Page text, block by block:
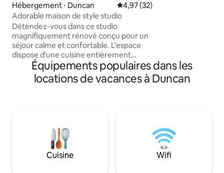
Hébergement ⋅ Duncan Évaluation moyenne sur la
4,97 (32)
Adorable maison de style studio
Détendez-vous dans ce studio
magnifiquement rénové conçu pour un
séjour calme et confortable. L'espace
dispose d'une cuisine entièrement
équipée parfaite pour les repas faits
maison et d'un support de télévision
pratique pour les repas décontractés.
Pour votre confort, un lave-linge et un
sèche-linge sont disponibles pour les
charges légères (jusqu'à 17 lb). Chaque
détail a été soigneusement choisi pour
d'intimité, de
et derrière, et
Équipements populaires dans les
locations de vacances à Duncan
Cuisine Wifi